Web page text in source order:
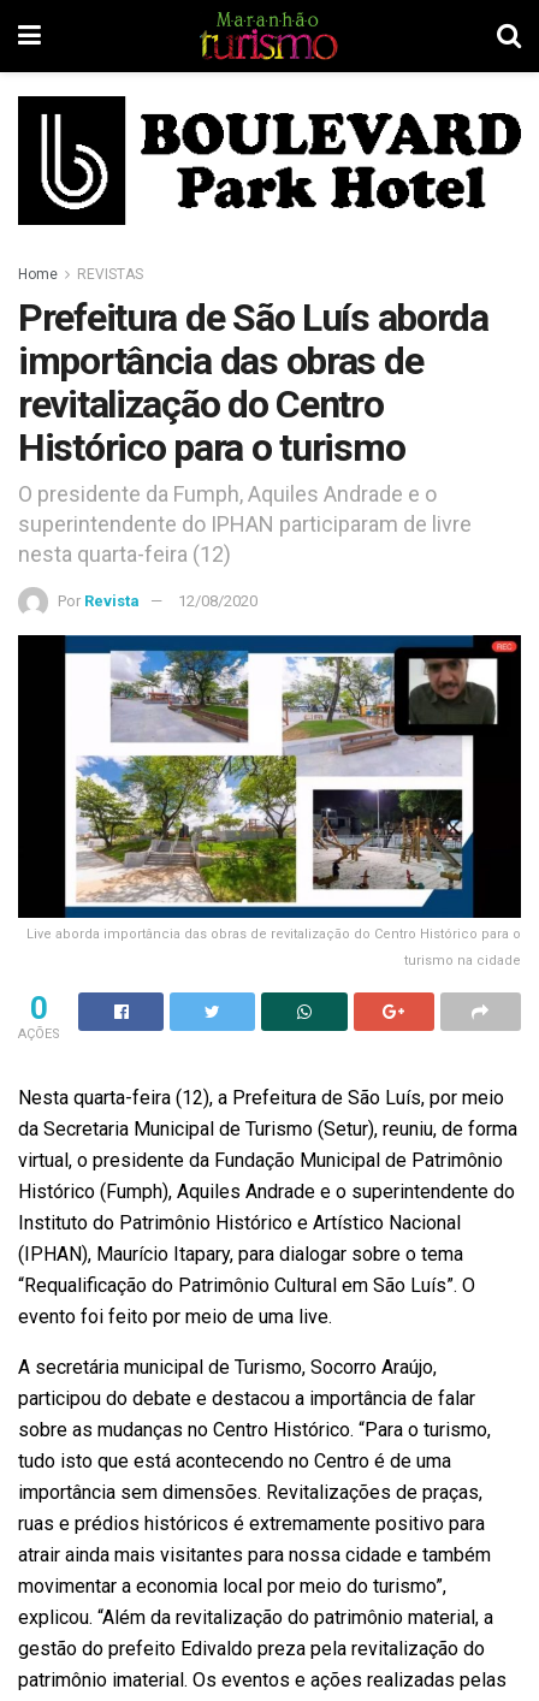
Home REVISTAS
Prefeitura de São Luís aborda
importância das obras de
revitalização do Centro
Histórico para o turismo
O presidente da Fumph, Aquiles Andrade e o
superintendente do IPHAN participaram de livre
nesta quarta-feira (12)
Por Revista 12/08/2020
Live aborda importância das obras de revitalização do Centro Histórico para o
turismo na cidade
0
AÇÕES
Nesta quarta-feira (12), a Prefeitura de São Luís, por meio
da Secretaria Municipal de Turismo (Setur), reuniu, de forma
virtual, o presidente da Fundação Municipal de Patrimônio
Histórico (Fumph), Aquiles Andrade e o superintendente do
Instituto do Patrimônio Histórico e Artístico Nacional
(IPHAN), Maurício Itapary, para dialogar sobre o tema
“Requalificação do Patrimônio Cultural em São Luís”. O
evento foi feito por meio de uma live.
A secretária municipal de Turismo, Socorro Araújo,
participou do debate e destacou a importância de falar
sobre as mudanças no Centro Histórico. “Para o turismo,
tudo isto que está acontecendo no Centro é de uma
importância sem dimensões. Revitalizações de praças,
ruas e prédios históricos é extremamente positivo para
atrair ainda mais visitantes para nossa cidade e também
movimentar a economia local por meio do turismo”,
explicou. “Além da revitalização do patrimônio material, a
gestão do prefeito Edivaldo preza pela revitalização do
patrimônio imaterial. Os eventos e ações realizadas pelas